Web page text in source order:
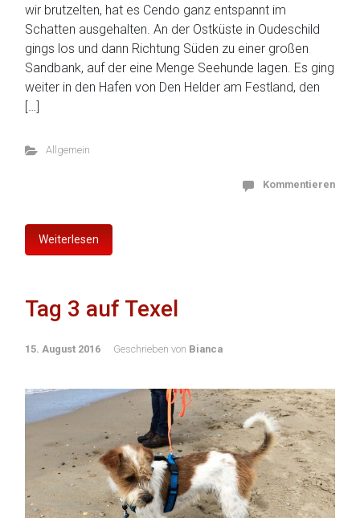
wir brutzelten, hat es Cendo ganz entspannt im
Schatten ausgehalten. An der Ostküste in Oudeschild
gings los und dann Richtung Süden zu einer großen
Sandbank, auf der eine Menge Seehunde lagen. Es ging
weiter in den Hafen von Den Helder am Festland, den
[…]
Allgemein
Kommentieren
Weiterlesen
Tag 3 auf Texel
15. August 2016 Geschrieben von Bianca